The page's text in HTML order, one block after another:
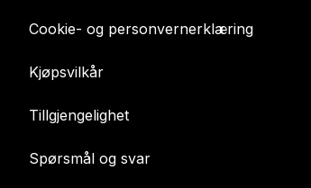
Cookie- og personvernerklæring
Kjøpsvilkår
Tillgjengelighet
Spørsmål og svar